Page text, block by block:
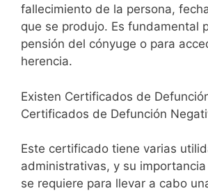
fallecimiento de la persona,
que se produjo. Es fundamental
pensión del cónyuge o para
herencia.
Existen Certificados de
Certificados de Defunción
Este certificado tiene varias
administrativas, y su
se requiere para llevar a cabo